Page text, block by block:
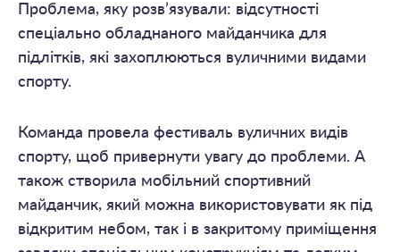
Проблема, яку розв’язували: відсутності
спеціально обладнаного майданчика для
підлітків, які захоплюються вуличними видами
спорту.
Команда провела фестиваль вуличних видів
спорту, щоб привернути увагу до проблеми. А
також створила мобільний спортивний
майданчик, який можна використовувати як під
відкритим небом, так і в закритому приміщення